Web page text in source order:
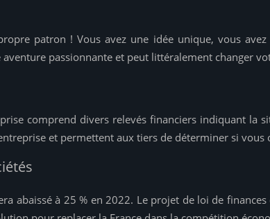
patron ! Vous avez une idée unique, vous
aventure passionnante et peut littéralement changer
comprend divers relevés financiers indiquant
et permettent aux tiers de déterminer si vous
abaissé à 25 % en 2022. Le projet de loi de